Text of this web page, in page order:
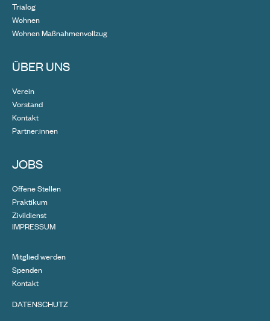
Trialog
Wohnen
Wohnen Maßnahmenvollzug
ÜBER UNS
Verein
Vorstand
Kontakt
Partner:innen
JOBS
Offene Stellen
Praktikum
Zivildienst
IMPRESSUM
Mitglied werden
Spenden
Kontakt
DATENSCHUTZ